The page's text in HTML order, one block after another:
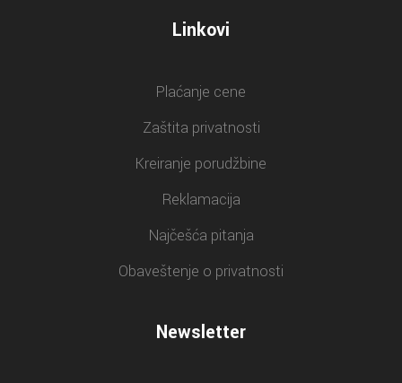
Linkovi
Plaćanje cene
Zaštita privatnosti
Kreiranje porudžbine
Reklamacija
Najčešća pitanja
Obaveštenje o privatnosti
Newsletter